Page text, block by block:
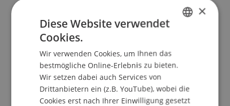
Gemeinsam probieren wir Online- und Offline-
Spiele aus, um mehr über digitale Umgebungen
zu lernen. Dazu gehört ein Roblox-Spiel, in dem
du durch ein Piratenland reist, um digitale
Schätze zu sammeln, sowie Brettspiele, bei denen
ihr zusammen Herausforderungen löst. Entdecke,
warum manche Informationen privat bleiben
sollten und wie du kluge Entscheidungen treffen
×
Diese Website verwendet
Cookies.
Wir verwenden Cookies, um Ihnen das
bestmögliche Online-Erlebnis zu bieten.
Wir setzen dabei auch Services von
Drittanbietern ein (z.B. YouTube), wobei die
Cookies erst nach Ihrer Einwilligung gesetzt